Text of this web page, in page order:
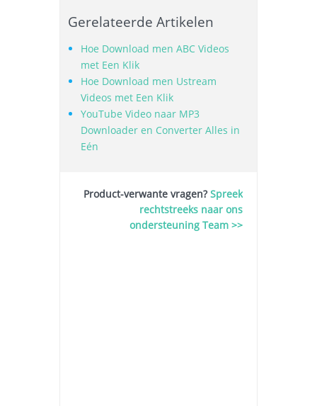
Gerelateerde Artikelen
Hoe Download men ABC Videos
met Een Klik
Hoe Download men Ustream
Videos met Een Klik
YouTube Video naar MP3
Downloader en Converter Alles in
Eén
Product-verwante vragen?Spreek
rechtstreeks naar ons
ondersteuning Team >>